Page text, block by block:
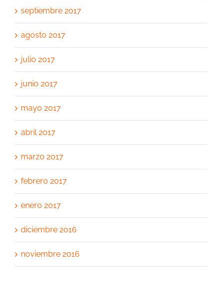
septiembre 2017
agosto 2017
julio 2017
junio 2017
mayo 2017
abril 2017
marzo 2017
febrero 2017
enero 2017
diciembre 2016
noviembre 2016